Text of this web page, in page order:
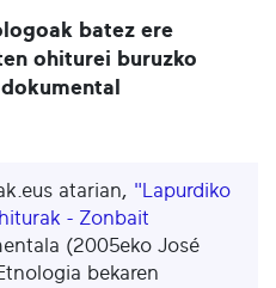
batez ere
ohiturei buruzko
atarian, "Lapurdiko
- Zonbait
(2005eko José
bekaren